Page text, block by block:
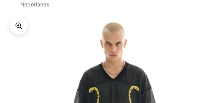
Nederlands
Zoom picture